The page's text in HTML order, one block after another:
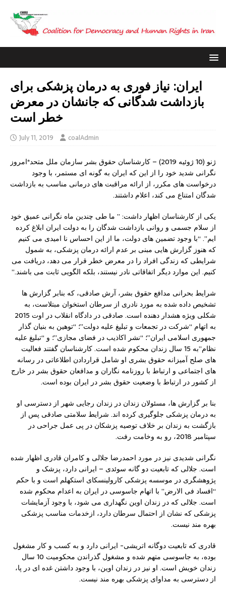
ایران: نیاز فوری به درمان پزشکی برای
بازداشت شدگانی که جانشان در معرض
خطر است
July 11, 2019 coalAdmin
ژنو (10 ژوئیه 2019) – کارشناسان حقوق بشر سازمان ملل متحد*امروز
نگرانی شدید خود را از این که ایران به گونه ای مستمر، با وجود
درخواست های مکرر، از ارائه مراقبت های درمانی مناسب به بازداشت
شدگان امتناع می کند، اعلام داشتند.
یکی از کارشناسان اظهار داشت: ” ما طی چندین ماه نگرانی عمیق خود
از سلام جسمی و روانی بازداشت شدگان را به دولت ایران ابلاغ کرده
ایم”. “با وجود تضمین های دولت، ما از این احساس نا امیدی می کنیم
که هنوز گزارش هایی مبنی بر عدم ارائه درمان پزشکی، به شمول
شرایطی که زندگی افراد را در معرض خطر قرار می دهد، دریافت می
کنیم. این موارد دیگر اتفاقاتی نادر نیستند، بلکه الگویی ثابت می باشند.”
شرایط بحرانی مدافع حقوق بشر، آرش صادقی، که بنابر گزارش ها
تشخیص داده شده به مورد نادری از سرطان استخوان مبتلاست، به
شکلی ویژه هشدار دهنده است. صادقی در دادگاه انقلاب در اوت 2015
به اتهام “شرکت در تجمعات و تبلیغ علیه دولت”؛ “توهین به بنیان گذار
جمهوری اسلامی ایران”؛ “نشر اکاذیب در فضای مجازی”؛ و “تبلیغ علیه
نظام”به 15 سال زندان محکوم شده است. کارشناسان گفتند فعالیت
های صلح آمیزانه حقوق بشری او شامل قراردادن اطلاعاتی در رسانه
های اجتماعی و ارتباط با روزنامه نگاران و مدافعان حقوق بشر در خارج
از کشور در ارتباط با وضعیت حقوق بشر در ایران بوده است.
بنا بر گزارش ها، مسئولان زندان در زندان رجایی شهر از دسترسی او
به درمان پزشکی جلوگیری کرده اند. شرایط سلامتی صادقی پس از
بازگشت به زندان بر خلاف توصیه پزشکان در پی عمل جراحی در
سپتامبر 2018، رو به وخامت رفت.
نگرانی شدیدی نیز در مورد احمدرضا جلالی و کامران قادری اظهار شده
است. جلالی که تابعیت دو گانه سوئدی – ایرانی دارد، پزشک و
پژوهشگری در موسسه پزشکی کارولینسکای استکهلم است و با حکم
“افساد فی الارض” با اتهام جاسوسی در ایران به اعدام محکوم شده
است. جلالی که در زندان اوین نگهداری می شود، با وجود آزمایشات
پزشکی که نشان از احتمال سرطان دارد، ازخدمات مناسب پزشکی
بهره مند نیست.
قادری که تابعیت دوگانه اتریشی- ایرانی دارد و به کسب و کار مشغول
بوده، به جاسوسی متهم شده و مشغول گذراندن محکومیت 10 سال
زندان خویش است. او نیز در زندان اوین، با وجود داشتن غده ای در پا،
از دسترسی به مداوای پزشکی بهره مند نیست.